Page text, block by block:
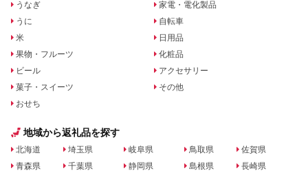
うなぎ
うに
米
果物・フルーツ
ビール
菓子・スイーツ
おせち
家電・電化製品
自転車
日用品
化粧品
アクセサリー
その他
地域から返礼品を探す
北海道
青森県
埼玉県
千葉県
岐阜県
静岡県
鳥取県
島根県
佐賀県
長崎県